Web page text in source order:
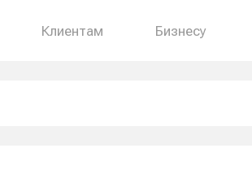
Клиентам Бизнесу